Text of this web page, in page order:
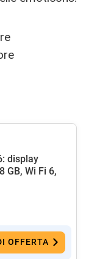
display
GB, Wi Fi 6,
OFFERTA